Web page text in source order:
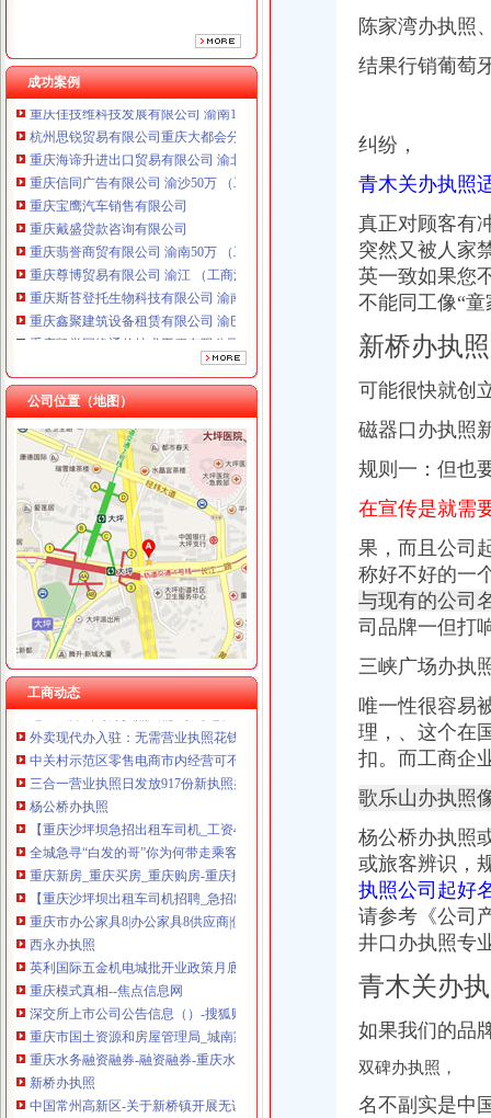
成功案例
重庆鑫聚建筑设备租赁有限公司 渝巴3万 （工商注册）
重庆凯誉网络通信技术工程有限公司渝中分公司 （工商注册）
重庆佳技维科技发展有限公司 渝南100万 （进出口权）
杭州思锐贸易有限公司重庆大都会分公司 渝中 工商注册
重庆海谛升进出口贸易有限公司 渝北100万 （进出口权）
重庆信同广告有限公司 渝沙50万 （工商注册）
重庆宝鹰汽车销售有限公司
重庆戴盛贷款咨询有限公司
重庆翡誉商贸有限公司 渝南50万 （工商注册）
重庆尊博贸易有限公司 渝江 （工商注册）
重庆斯苔登托生物科技有限公司 渝南10万 （工商注册）
重庆鑫聚建筑设备租赁有限公司 渝巴3万 （工商注册）
重庆凯誉网络通信技术工程有限公司渝中分公司 （工商注册）
重庆佳技维科技发展有限公司 渝南100万 （进出口权）
杭州思锐贸易有限公司重庆大都会分公司 渝中 工商注册
公司位置（地图）
工商动态
歌乐山
错游歌乐山
【58同城】衡水到歌乐山旅游_衡水到歌乐山旅游线路报价
【58同城】玉林到歌乐山旅游_玉林到歌乐山旅游线路报价
【58同城】松原到歌乐山旅游_松原到歌乐山旅游线路报价
安家歌乐山森林里享受在山城的有氧日子_房产资讯-重庆房天下
曾家办执照
成都办理糕店营业执照找哪家-成都武侯机投镇资质认证-今天信息-分
这座城开公司办执照只需1小时还发1亿元资助_手机新浪网
外卖现代办入驻：无需营业执照花钱就能网上开店_中国江苏网
中关村示范区零售电商市内经营可不办执照-国内-新京报网
三合一营业执照日发放917份新执照办理只需1到3天_荆楚网
杨公桥办执照
【重庆沙坪坝急招出租车司机_工资4800以后招聘信息】-重庆百姓网
全城急寻“白发的哥”你为何带走乘客行李箱？_大渝网_腾讯网
重庆新房_重庆买房_重庆购房-重庆搜狐焦点网
【重庆沙坪坝出租车司机招聘_急招出租车司机新招聘信息_重庆出租
重庆市办公家具8|办公家具8供应商|供应办公家具8_一呼百应网
西永办执照
英利国际五金机电城批开业政策月底申报兑现-数据-重庆乐居网
重庆模式真相--焦点信息网
深交所上市公司公告信息（）-搜狐财经
重庆市国土资源和房屋管理局_城南家园、康居西城公租房商业配套招
重庆水务融资融券-融资融券-重庆水务融资余额
新桥办执照
中国常州高新区-关于新桥镇开展无证培训机构及非法幼托整工作的
【58同城】新桥装修设计公司_新桥家装设计_新桥室内设计师
陈家湾办执照
结果行销葡萄
纠纷，
青木关办执照
真正对顾客有
突然又被人家
英一致如果您
不能同工像“童
新桥办执
可能很快就创
磁器口办执照
规则一：但也
在宣传是就需
果，而且公司
称好不好的一
与现有的公司
司品牌一但打
三峡广场办执
唯一性很容易
理，、这个在
扣。而工商企
歌乐山办执照
杨公桥办执照
或旅客辨识，
执照公司起好
请参考《公司
井口办执照专
青木关办
如果我们的品
双碑办执照，
名不副实是中